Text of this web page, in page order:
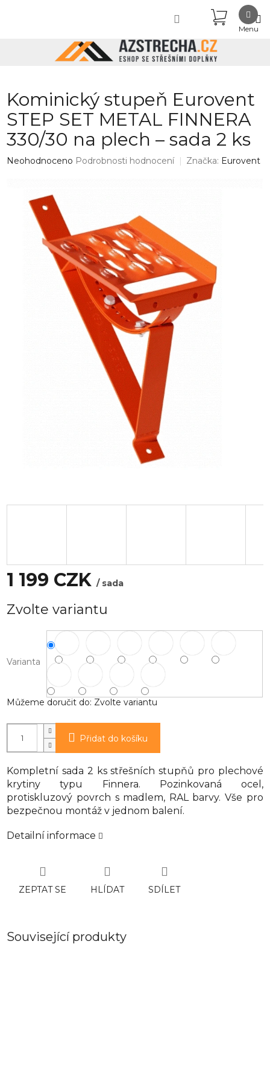
KOŠÍK
Kominický stupeň Eurovent
STEP SET METAL FINNERA
330/30 na plech – sada 2 ks
Průměrné
hvězdiček.
Neohodnoceno Podrobnosti hodnocení Značka: Eurovent
1 199 CZK/ sada
cena:
Zvolte variantu
Varianta
Můžeme doručit do: Zvolte variantu
Přidat do košíku
Kompletní sada 2 ks střešních stupňů pro plechové
krytiny typu Finnera. Pozinkovaná ocel,
protiskluzový povrch s madlem, RAL barvy. Vše pro
bezpečnou montáž v jednom balení.
Detailní informace
ZEPTAT SE HLÍDAT SDÍLET
Související produkty